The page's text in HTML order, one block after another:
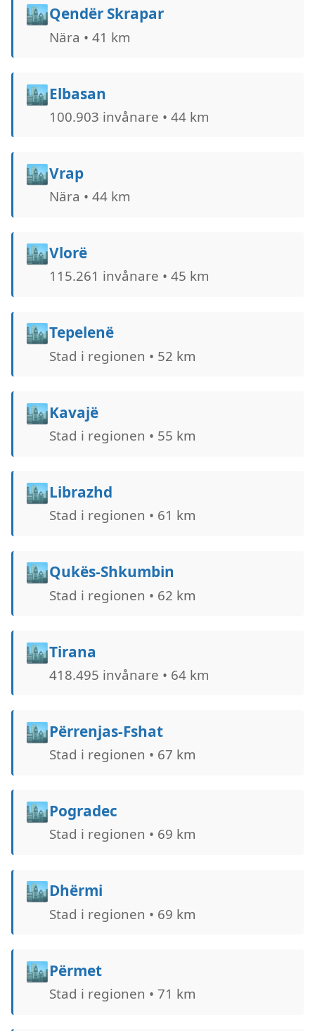
🏙️Qendër Skrapar
Nära • 41 km
🏙️Elbasan
100.903 invånare • 44 km
🏙️Vrap
Nära • 44 km
🏙️Vlorë
115.261 invånare • 45 km
🏙️Tepelenë
Stad i regionen • 52 km
🏙️Kavajë
Stad i regionen • 55 km
🏙️Librazhd
Stad i regionen • 61 km
🏙️Qukës-Shkumbin
Stad i regionen • 62 km
🏙️Tirana
418.495 invånare • 64 km
🏙️Përrenjas-Fshat
Stad i regionen • 67 km
🏙️Pogradec
Stad i regionen • 69 km
🏙️Dhërmi
Stad i regionen • 69 km
🏙️Përmet
Stad i regionen • 71 km